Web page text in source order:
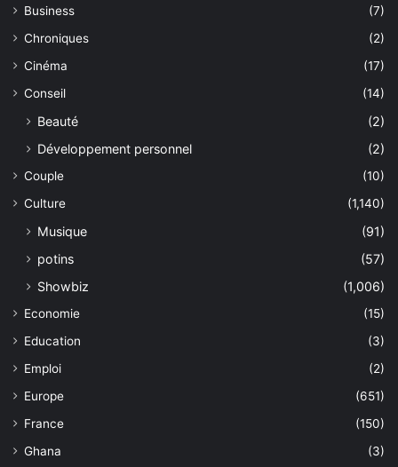
Business
(7)
Chroniques
(2)
Cinéma
(17)
Conseil
(14)
Beauté
(2)
Développement personnel
(2)
Couple
(10)
Culture
(1,140)
Musique
(91)
potins
(57)
Showbiz
(1,006)
Economie
(15)
Education
(3)
Emploi
(2)
Europe
(651)
France
(150)
Ghana
(3)